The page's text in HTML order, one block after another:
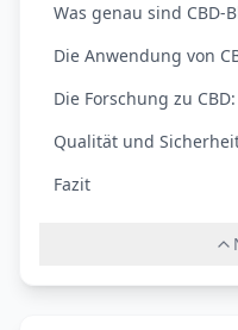
Was genau sind CBD-
Die Anwendung von
Die Forschung zu
Qualität und
Fazit